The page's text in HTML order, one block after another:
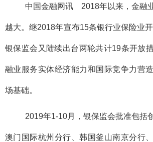
中国金融网讯 2018年以来，金融
越大。继2018年宣布15条银行业保险业
银保监会又陆续出台两轮共计19条开放
融业服务实体经济能力和国际竞争力营
场基础。
2019年1-10月，银保监会批准包括
澳门国际杭州分行、韩国釜山南京分行